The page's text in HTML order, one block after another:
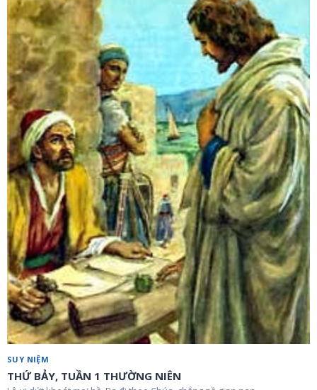
SUY NIỆM
THỨ BẢY, TUẦN 1 THƯỜNG NIÊN